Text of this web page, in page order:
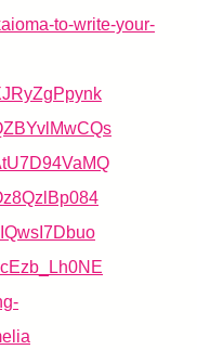
to-write-your-